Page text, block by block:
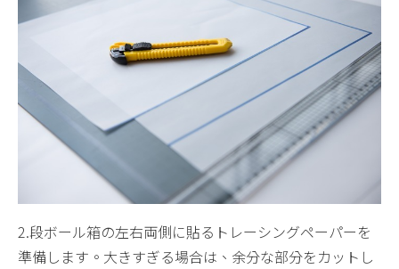
2.段ボール箱の左右両側に貼るトレーシングペーパーを
準備します。大きすぎる場合は、余分な部分をカットし